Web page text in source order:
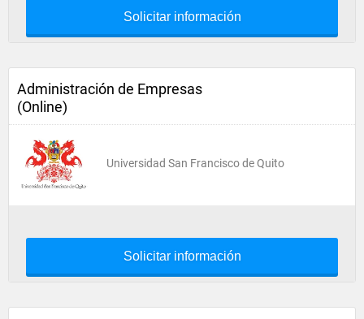
Solicitar información
Administración de Empresas
(Online)
Universidad San Francisco de Quito
Solicitar información